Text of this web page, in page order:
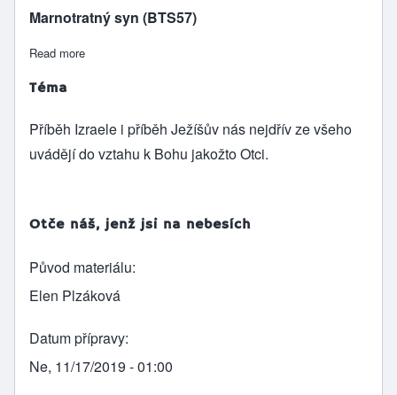
Marnotratný syn (BTS57)
Read more
Téma
Příběh Izraele i příběh Ježíšův nás nejdřív ze všeho
uvádějí do vztahu k Bohu jakožto Otci.
Otče náš, jenž jsi na nebesích
Původ materiálu
Elen Plzáková
Datum přípravy
Ne, 11/17/2019 - 01:00